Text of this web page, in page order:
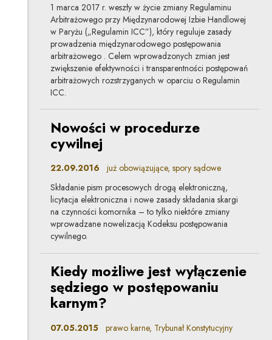
1 marca 2017 r. weszły w życie zmiany Regulaminu
Arbitrażowego przy Międzynarodowej Izbie Handlowej
w Paryżu („Regulamin ICC”), który reguluje zasady
prowadzenia międzynarodowego postępowania
arbitrażowego . Celem wprowadzonych zmian jest
zwiększenie efektywności i transparentności postępowań
arbitrażowych rozstrzyganych w oparciu o Regulamin
ICC.
Nowości w procedurze
cywilnej
22.09.2016 już obowiązujące, spory sądowe
Składanie pism procesowych drogą elektroniczną,
licytacja elektroniczna i nowe zasady składania skargi
na czynności komornika – to tylko niektóre zmiany
wprowadzane nowelizacją Kodeksu postępowania
cywilnego.
Kiedy możliwe jest wyłączenie
sędziego w postępowaniu
karnym?
07.05.2015 prawo karne, Trybunał Konstytucyjny